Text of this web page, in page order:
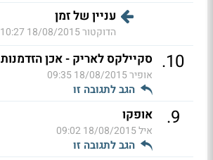
עניין של זמן
הדוקטור18/08/2015 10:27
10
. סקיילקס לאריק - אכן הזדמנות
אופיר18/08/2015 09:35
הגב לתגובה זו
9
. אופקו
איל18/08/2015 09:02
הגב לתגובה זו